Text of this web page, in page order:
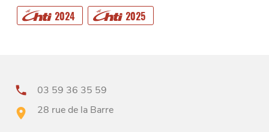
2024 2025
03 59 36 35 59
28 rue de la Barre
CHTITE
CANAILLE